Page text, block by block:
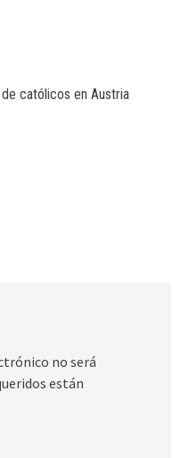
católicos en Austria
no será
están